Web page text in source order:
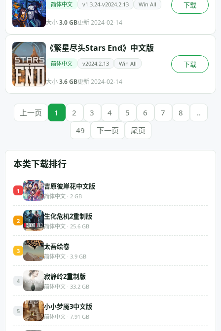
简体中文 v1.3.24-v2024.2.13 Win All
大小3.0 GB更新 2024-02-14
下载
《繁星尽头Stars End》中文版
简体中文 v2024.2.13 Win All
大小3.6 GB更新 2024-02-14
下载
上一页 1 2 3 4 5 6 7 8
..
49
下一页 尾页
本类下载排行
1
吉原彼岸花中文版
简体中文 · 2 GB
2
生化危机2重制版
简体中文 · 25.6 GB
3
太吾绘卷
简体中文 · 3.9 GB
4
寂静岭2重制版
简体中文 · 33.2 GB
5
小小梦魇3中文版
简体中文 · 7.91 GB